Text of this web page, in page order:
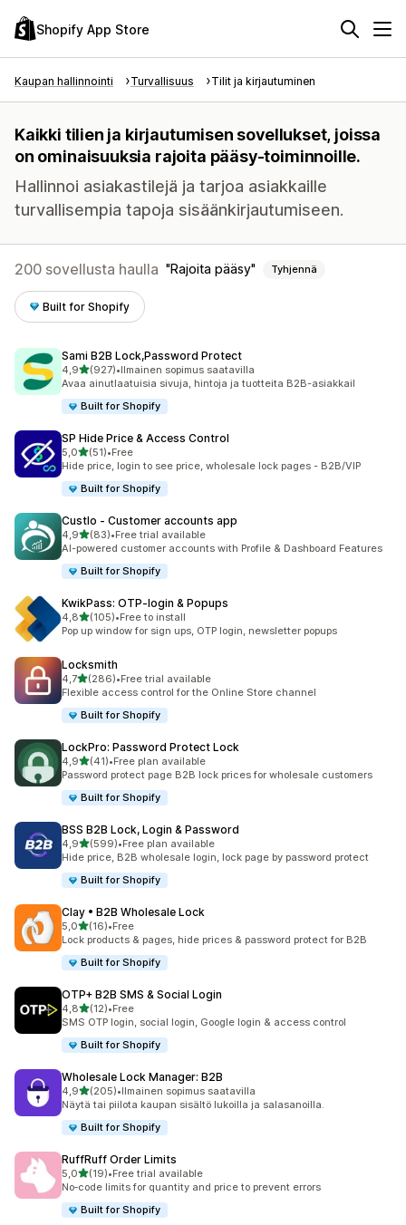
Shopify App Store
Kaupan hallinnointi Turvallisuus Tilit ja kirjautuminen
Kaikki tilien ja kirjautumisen sovellukset, joissa
on ominaisuuksia rajoita pääsy-toiminnoille.
Hallinnoi asiakastilejä ja tarjoa asiakkaille
turvallisempia tapoja sisäänkirjautumiseen.
200 sovellusta haulla Rajoita pääsy Tyhjennä
Built for Shopify
Sami B2B Lock,Password Protect
4,9/ 5 tähteä
(927)
927 arvostelua yhteensä
•Ilmainen sopimus saatavilla
Avaa ainutlaatuisia sivuja, hintoja ja tuotteita B2B-asiakkail
Built for Shopify
SP Hide Price & Access Control
5,0/ 5 tähteä
(51)
51 arvostelua yhteensä
•Free
Hide price, login to see price, wholesale lock pages - B2B/VIP
Built for Shopify
Custlo ‑ Customer accounts app
4,9/ 5 tähteä
(83)
83 arvostelua yhteensä
•Free trial available
AI-powered customer accounts with Profile & Dashboard Features
Built for Shopify
KwikPass: OTP‑login & Popups
4,8/ 5 tähteä
(105)
105 arvostelua yhteensä
•Free to install
Pop up window for sign ups, OTP login, newsletter popups
Locksmith
4,7/ 5 tähteä
(286)
286 arvostelua yhteensä
•Free trial available
Flexible access control for the Online Store channel
Built for Shopify
LockPro: Password Protect Lock
4,9/ 5 tähteä
(41)
41 arvostelua yhteensä
•Free plan available
Password protect page B2B lock prices for wholesale customers
Built for Shopify
BSS B2B Lock, Login & Password
4,9/ 5 tähteä
(599)
599 arvostelua yhteensä
•Free plan available
Hide price, B2B wholesale login, lock page by password protect
Built for Shopify
Clay • B2B Wholesale Lock
5,0/ 5 tähteä
(16)
16 arvostelua yhteensä
•Free
Lock products & pages, hide prices & password protect for B2B
Built for Shopify
OTP+ B2B SMS & Social Login
4,8/ 5 tähteä
(12)
12 arvostelua yhteensä
•Free
SMS OTP login, social login, Google login & access control
Built for Shopify
Wholesale Lock Manager: B2B
4,9/ 5 tähteä
(205)
205 arvostelua yhteensä
•Ilmainen sopimus saatavilla
Näytä tai piilota kaupan sisältö lukoilla ja salasanoilla.
Built for Shopify
RuffRuff Order Limits
5,0/ 5 tähteä
(19)
19 arvostelua yhteensä
•Free trial available
No‑code limits for quantity and price to prevent errors
Built for Shopify